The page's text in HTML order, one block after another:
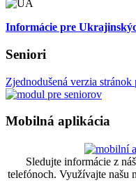
Informácie pre
Seniori
Zjednodušená verzia stránok
Mobilná aplikácia
Sledujte informácie z
telefónoch. Využívajte našu